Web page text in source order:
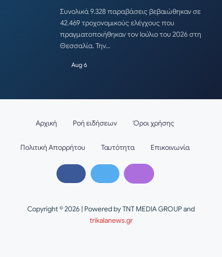
Συνολικά 9.328 παραβάσεις βεβαιώθηκαν σε
42.469 τροχονομικούς ελέγχους που
πραγματοποιήθηκαν τον Ιούλιο του 2026 στη
Θεσσαλία. Την…
Aug 6
Copyright © 2026 | Powered by TNT MEDIA GROUP and
trikalanews.gr
Αρχική Ροή ειδήσεων Όροι χρήσης
Πολιτική Απορρήτου Ταυτότητα Επικοινωνία